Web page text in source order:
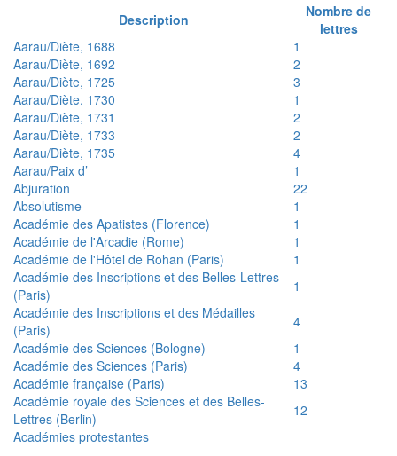
Description
Nombre de
lettres
Aarau/Diète, 1688
1
Aarau/Diète, 1692
2
Aarau/Diète, 1725
3
Aarau/Diète, 1730
1
Aarau/Diète, 1731
2
Aarau/Diète, 1733
2
Aarau/Diète, 1735
4
Aarau/Paix d’
1
Abjuration
22
Absolutisme
1
Académie des Apatistes (Florence)
1
Académie de l'Arcadie (Rome)
1
Académie de l'Hôtel de Rohan (Paris)
1
Académie des Inscriptions et des Belles-Lettres
(Paris)
1
Académie des Inscriptions et des Médailles
(Paris)
4
Académie des Sciences (Bologne)
1
Académie des Sciences (Paris)
4
Académie française (Paris)
13
Académie royale des Sciences et des Belles-
Lettres (Berlin)
12
Académies protestantes